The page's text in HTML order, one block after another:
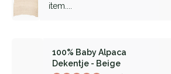
item....
100% Baby Alpaca
Dekentje - Beige